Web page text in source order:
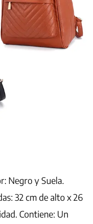
Negro y Suela.
32 cm de alto x 26
Contiene: Un